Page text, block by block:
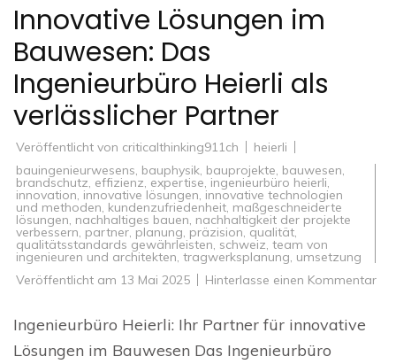
Innovative Lösungen im
Bauwesen: Das
Ingenieurbüro Heierli als
verlässlicher Partner
Veröffentlicht von criticalthinking911ch
heierli
bauingenieurwesens, bauphysik, bauprojekte, bauwesen,
brandschutz, effizienz, expertise, ingenieurbüro heierli,
innovation, innovative lösungen, innovative technologien
und methoden, kundenzufriedenheit, maßgeschneiderte
lösungen, nachhaltiges bauen, nachhaltigkeit der projekte
verbessern, partner,planung, präzision, qualität,
qualitätsstandards gewährleisten, schweiz, team von
ingenieuren und architekten, tragwerksplanung, umsetzung
Veröffentlicht am 13 Mai 2025 Hinterlasse einen Kommentarzu
Ingenieurbüro Heierli: Ihr Partner für innovative
Lösungen im Bauwesen Das Ingenieurbüro